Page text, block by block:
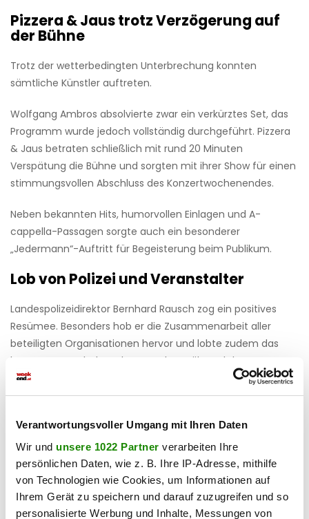
Verantwortungsvoller Umgang mit Ihren Daten
Wir und unsere 1022 Partner verarbeiten Ihre
persönlichen Daten, wie z. B. Ihre IP-Adresse, mithilfe
von Technologien wie Cookies, um Informationen auf
Ihrem Gerät zu speichern und darauf zuzugreifen und so
personalisierte Werbung und Inhalte, Messungen von
Pizzera & Jaus trotz Verzögerung auf
der Bühne
Trotz der wetterbedingten Unterbrechung konnten
sämtliche Künstler auftreten.
Wolfgang Ambros absolvierte zwar ein verkürztes Set, das
Programm wurde jedoch vollständig durchgeführt. Pizzera
& Jaus betraten schließlich mit rund 20 Minuten
Verspätung die Bühne und sorgten mit ihrer Show für einen
stimmungsvollen Abschluss des Konzertwochenendes.
Neben bekannten Hits, humorvollen Einlagen und A-
cappella-Passagen sorgte auch ein besonderer
„Jedermann“-Auftritt für Begeisterung beim Publikum.
Lob von Polizei und Veranstalter
Landespolizeidirektor Bernhard Rausch zog ein positives
Resümee. Besonders hob er die Zusammenarbeit aller
beteiligten Organisationen hervor und lobte zudem das
besonnene Verhalten der Besucher während der
wetterbedingten Maßnahmen.
Die Begeisterung des Publikums, die besondere
Atmosphäre und die vielen gemeinsamen Momente
hätten erneut gezeigt, welche Bedeutung Live-Musik für
Salzburg habe. Gleichzeitig betonte er, dass die Sicherheit
der Gäste während des gesamten Wochenendes oberste
Priorität gehabt habe.